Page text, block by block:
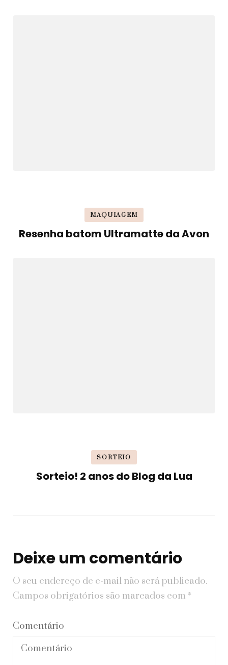
MAQUIAGEM
Resenha batom Ultramatte da Avon
SORTEIO
Sorteio! 2 anos do Blog da Lua
Deixe um comentário
O seu endereço de e-mail não será publicado.
Campos obrigatórios são marcados com *
Comentário